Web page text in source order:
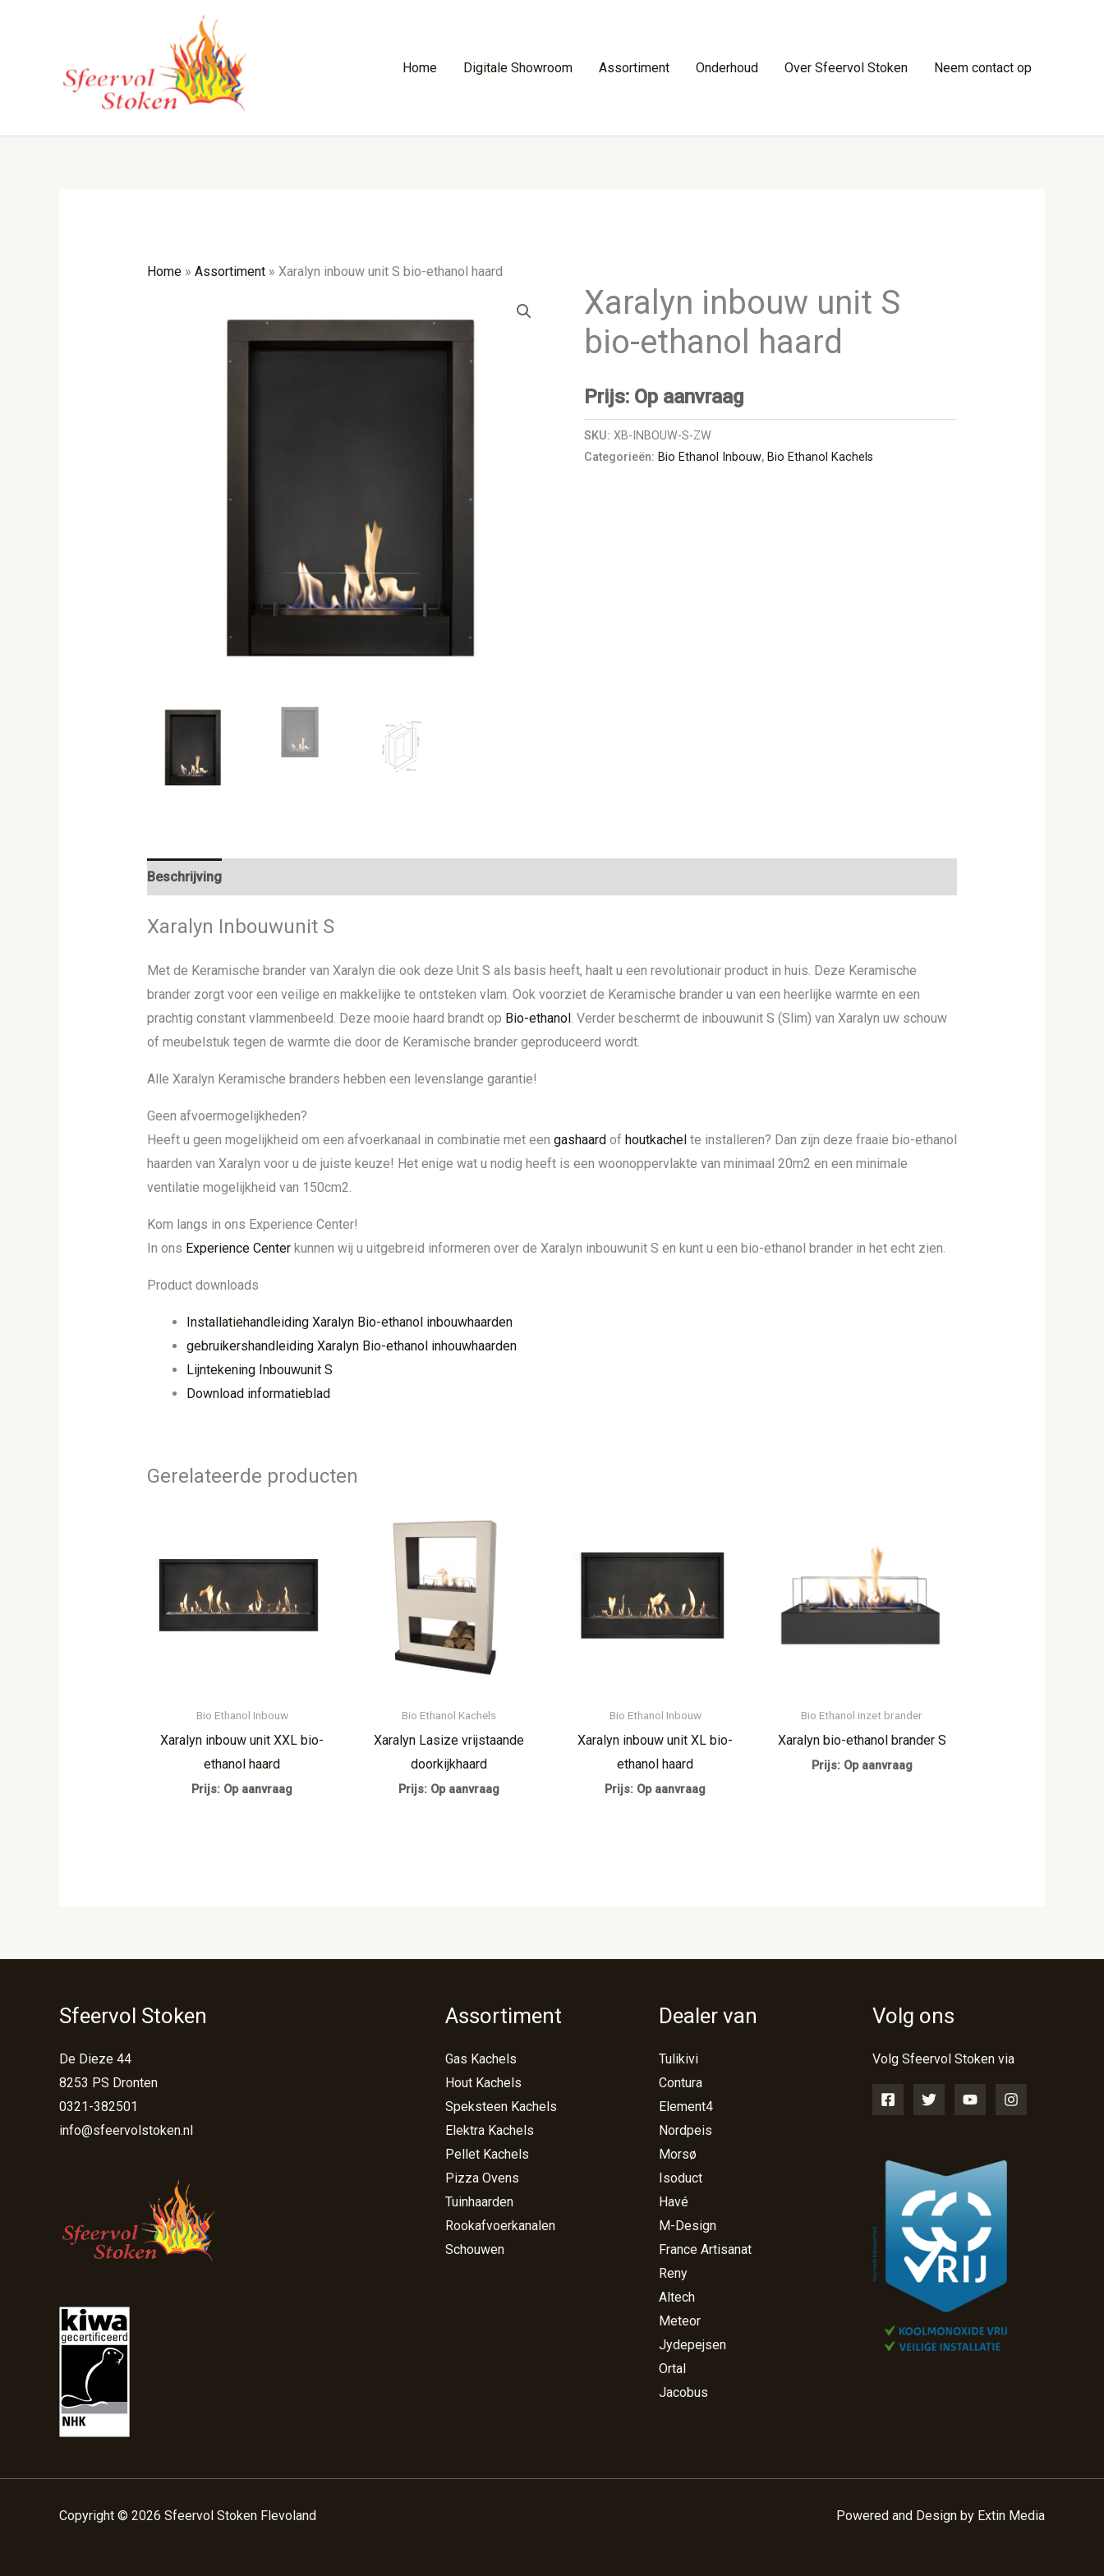
Home Digitale Showroom Assortiment Onderhoud Over Sfeervol Stoken Neem contact op
Home» Assortiment» Xaralyn inbouw unit S bio-ethanol haard
Xaralyn inbouw unit S
bio-ethanol haard
Prijs: Op aanvraag
SKU:XB-INBOUW-S-ZW
Categorieën: Bio Ethanol Inbouw, Bio Ethanol Kachels
Beschrijving
Xaralyn Inbouwunit S
Met de Keramische brander van Xaralyn die ook deze Unit S als basis heeft, haalt u een revolutionair product in huis. Deze Keramische
brander zorgt voor een veilige en makkelijke te ontsteken vlam. Ook voorziet de Keramische brander u van een heerlijke warmte en een
prachtig constant vlammenbeeld. Deze mooie haard brandt op Bio-ethanol . Verder beschermt de inbouwunit S (Slim) van Xaralyn uw schouw
of meubelstuk tegen de warmte die door de Keramische brander geproduceerd wordt.
Alle Xaralyn Keramische branders hebben een levenslange garantie!
Geen afvoermogelijkheden?
Heeft u geen mogelijkheid om een afvoerkanaal in combinatie met een gashaard of houtkachel te installeren? Dan zijn deze fraaie bio-ethanol
haarden van Xaralyn voor u de juiste keuze! Het enige wat u nodig heeft is een woonoppervlakte van minimaal 20m2 en een minimale
ventilatie mogelijkheid van 150cm2.
Kom langs in ons Experience Center!
In ons Experience Centerkunnen wij u uitgebreid informeren over de Xaralyn inbouwunit S en kunt u een bio-ethanol brander in het echt zien.
Product downloads
Installatiehandleiding Xaralyn Bio-ethanol inbouwhaarden
gebruikershandleiding Xaralyn Bio-ethanol inhouwhaarden
Lijntekening Inbouwunit S
Download informatieblad
Gerelateerde producten
Bio Ethanol Inbouw
Xaralyn inbouw unit XXL bio-
ethanol haard
Prijs: Op aanvraag
Bio Ethanol Kachels
Xaralyn Lasize vrijstaande
doorkijkhaard
Prijs: Op aanvraag
Bio Ethanol Inbouw
Xaralyn inbouw unit XL bio-
ethanol haard
Prijs: Op aanvraag
Bio Ethanol inzet brander
Xaralyn bio-ethanol brander S
Prijs: Op aanvraag
Sfeervol Stoken
De Dieze 44
8253 PS Dronten
0321-382501
info@sfeervolstoken.nl
Assortiment
Gas Kachels
Hout Kachels
Speksteen Kachels
Elektra Kachels
Pellet Kachels
Pizza Ovens
Tuinhaarden
Rookafvoerkanalen
Schouwen
Dealer van
Tulikivi
Contura
Element4
Nordpeis
Morsø
Isoduct
Havé
M-Design
France Artisanat
Reny
Altech
Meteor
Jydepejsen
Ortal
Jacobus
Volg ons
Volg Sfeervol Stoken via
Copyright © 2026 Sfeervol Stoken Flevoland Powered and Design by Extin Media